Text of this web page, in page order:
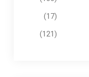
(17)
(121)